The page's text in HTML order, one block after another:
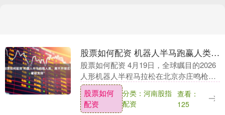
股票如何配资 机器人半马跑赢人类，离不开湖北“硬核支撑”
股票如何配资 4月19日，全球瞩目的2026
人形机器人半程马拉松在北京亦庄鸣枪开
跑。6台代号为“闪电”的机器人震惊全场
——不仅包揽前6名，更以50分26秒的成
绩....
股票如何
配资
分类：河南股指
配资
查看：
125